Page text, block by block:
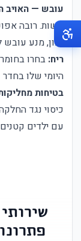
עובש — האויב
קשות. רובה
נכון, מנע עובש
ריח: בחרו
היומי שלו בחדר
בטיחות
עם ילדים